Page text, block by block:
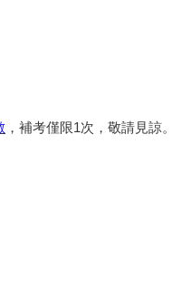
，補考僅限1次，敬請見諒。